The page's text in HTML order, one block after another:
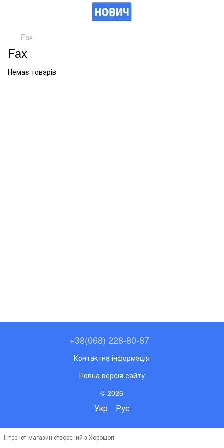
Fax
Fax
Немає товарів
+38(068) 228-80-87
Контактна інформація
Повна версія сайту
© 2026
Укр Рус
Інтернет-магазин створений з Хорошоп